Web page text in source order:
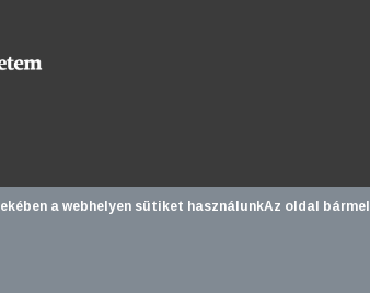
a webhelyen sütiket használunkAz oldal